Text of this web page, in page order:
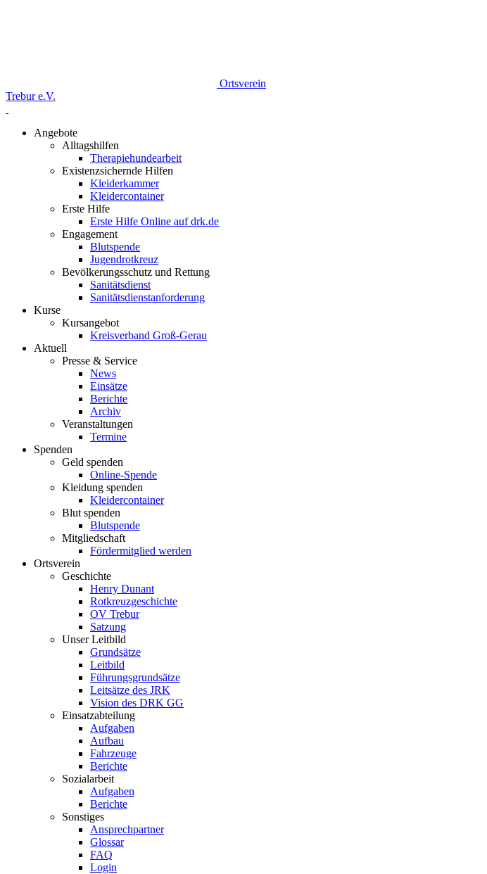
Ortsverein
Trebur e.V.
Angebote
Alltagshilfen
Therapiehundearbeit
Existenzsichernde Hilfen
Kleiderkammer
Kleidercontainer
Erste Hilfe
Erste Hilfe Online auf drk.de
Engagement
Blutspende
Jugendrotkreuz
Bevölkerungsschutz und Rettung
Sanitätsdienst
Sanitätsdienstanforderung
Kurse
Kursangebot
Kreisverband Groß-Gerau
Aktuell
Presse & Service
News
Einsätze
Berichte
Archiv
Veranstaltungen
Termine
Spenden
Geld spenden
Online-Spende
Kleidung spenden
Kleidercontainer
Blut spenden
Blutspende
Mitgliedschaft
Fördermitglied werden
Ortsverein
Geschichte
Henry Dunant
Rotkreuzgeschichte
OV Trebur
Satzung
Unser Leitbild
Grundsätze
Leitbild
Führungsgrundsätze
Leitsätze des JRK
Vision des DRK GG
Einsatzabteilung
Aufgaben
Aufbau
Fahrzeuge
Berichte
Sozialarbeit
Aufgaben
Berichte
Sonstiges
Ansprechpartner
Glossar
FAQ
Login